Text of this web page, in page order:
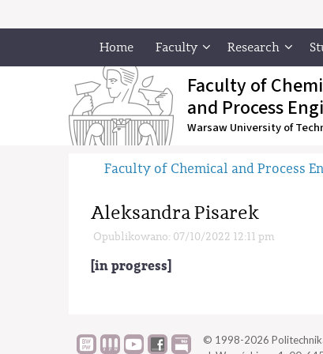
Home Faculty Research
Faculty of
and Process
Warsaw University of
Faculty of Chemical and Process
Aleksandra Pisarek
Opublikowano: 07/10/2022 12:11 pm
[in progress]
© 1998-2026